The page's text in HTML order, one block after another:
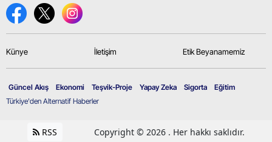
Künye İletişim Etik Beyanamemiz
Türkiye'den Alternatif Haberler
Güncel Akış Ekonomi Teşvik-Proje Yapay Zeka Sigorta Eğitim
RSS Copyright © 2026 . Her hakkı saklıdır.